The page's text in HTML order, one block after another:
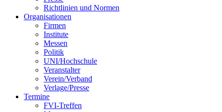
Richtlinien und Normen
Organisationen
Firmen
Institute
Messen
Politik
UNI/Hochschule
Veranstalter
Verein/Verband
Verlage/Presse
Termine
FVI-Treffen